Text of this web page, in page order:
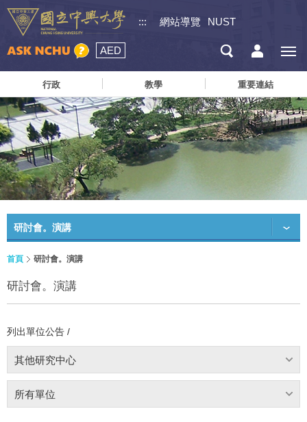
::: 網站導覽 NUST
AED
行政 教學 重要連結
研討會。演講
首頁 研討會。演講
研討會。演講
列出單位公告 /
其他研究中心
所有單位